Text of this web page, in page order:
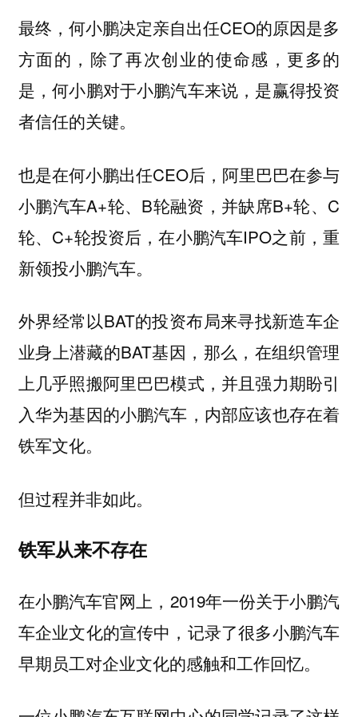
最终，何小鹏决定亲自出任CEO的原因是多
方面的，除了再次创业的使命感，更多的
是，何小鹏对于小鹏汽车来说，是赢得投资
者信任的关键。
也是在何小鹏出任CEO后，阿里巴巴在参与
小鹏汽车A+轮、B轮融资，并缺席B+轮、C
轮、C+轮投资后，在小鹏汽车IPO之前，重
新领投小鹏汽车。
外界经常以BAT的投资布局来寻找新造车企
业身上潜藏的BAT基因，那么，在组织管理
上几乎照搬阿里巴巴模式，并且强力期盼引
入华为基因的小鹏汽车，内部应该也存在着
铁军文化。
但过程并非如此。
铁军从来不存在
在小鹏汽车官网上，2019年一份关于小鹏汽
车企业文化的宣传中，记录了很多小鹏汽车
早期员工对企业文化的感触和工作回忆。